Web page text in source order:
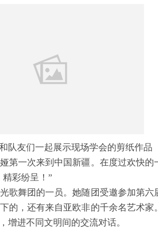
友们一起展示现场学会的剪纸作品（
一次来到中国新疆。在度过欢快的
彩纷呈！”
舞团的一员。她随团受邀参加第六
的，还有来自亚欧非的千余名艺术家
增进不同文明间的交流对话。